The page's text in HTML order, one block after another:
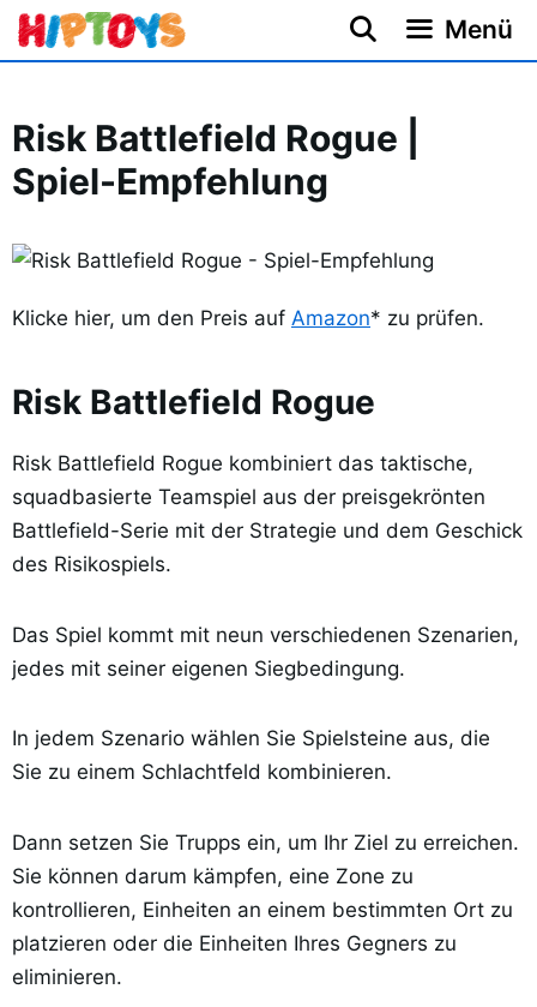
Zum
Inhalt
Menü
Risk Battlefield Rogue |
Spiel-Empfehlung
Klicke hier, um den Preis auf Amazon* zu prüfen.
Risk Battlefield Rogue
Risk Battlefield Rogue kombiniert das taktische,
squadbasierte Teamspiel aus der preisgekrönten
Battlefield-Serie mit der Strategie und dem Geschick
des Risikospiels.
Das Spiel kommt mit neun verschiedenen Szenarien,
jedes mit seiner eigenen Siegbedingung.
In jedem Szenario wählen Sie Spielsteine aus, die
Sie zu einem Schlachtfeld kombinieren.
Dann setzen Sie Trupps ein, um Ihr Ziel zu erreichen.
Sie können darum kämpfen, eine Zone zu
kontrollieren, Einheiten an einem bestimmten Ort zu
platzieren oder die Einheiten Ihres Gegners zu
eliminieren.